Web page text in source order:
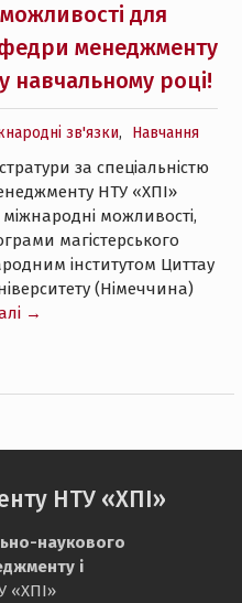
для
менеджменту
навчальному році!
зв'язки, Навчання
за спеціальністю
НТУ «ХПІ»
можливості,
магістерського
інститутом Циттау
(Німеччина)
→
НТУ «ХПІ»
наукового
і
«ХПІ»